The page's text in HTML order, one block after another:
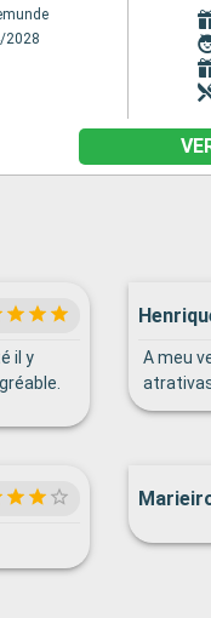
2028
il y
le
A meu